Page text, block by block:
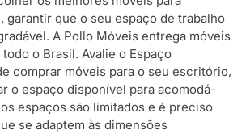
garantir que o seu espaço de trabalho
A Pollo Móveis entrega móveis
o Brasil. Avalie o Espaço
comprar móveis para o seu escritório,
o espaço disponível para acomodá-
espaços são limitados e é preciso
se adaptem às dimensões